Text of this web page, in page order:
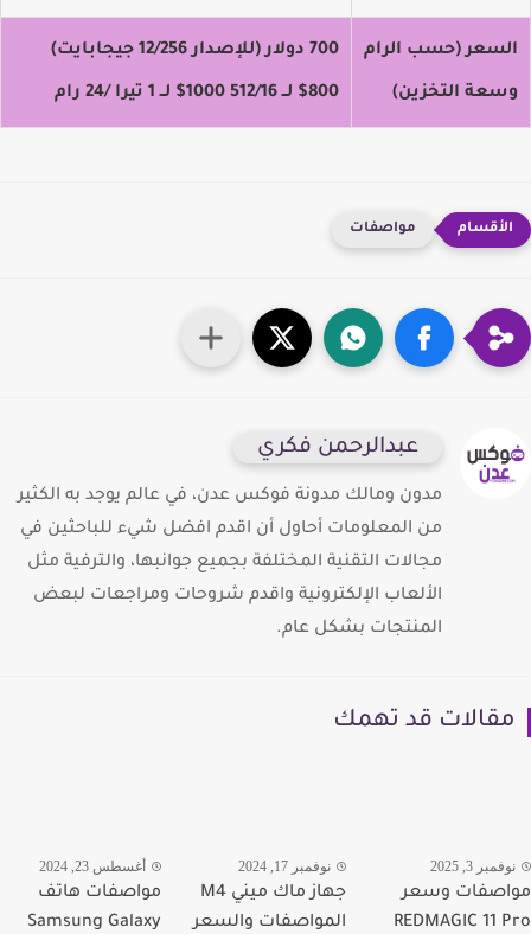
(حسب الرام
التخزين)
700 دولار (للإصدار 12/256 جيجابايت)
800$ لــ 512/16 1000$ لــ 1 تيرا /24 رام
مواصفات
عبدالرحمن فكري
مدون ومالك مدونة فوكس عدن، في عالم يوجد به الكثير
من المعلومات أحاول أن اقدم افضل شيء للباحثين في
مجالات التقنية المختلفة بجميع جوانبها، والترفية مثل
الألعاب الإلكترونية واقدم شروحات ومراجعات لبعض
المنتجات بشكل عام.
قد تهمك
3, 2025
وسعر
REDMAGIC 11
نوفمبر 17, 2024
جهاز ماك ميني M4
المواصفات والسعر
أغسطس 23, 2024
مواصفات هاتف
Samsung Galaxy